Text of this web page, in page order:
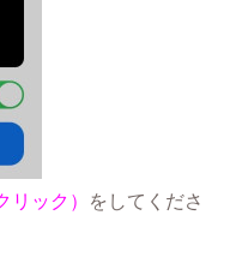
ック）
をしてくださ